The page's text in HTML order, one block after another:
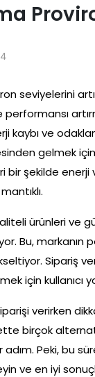
seviyelerini
ve
gelmek
şekilde enerji
ürünleri ve
Bu, markanın
Sipariş
için kullanıcı
verirken
birçok
adım. Peki,
ve en iyi